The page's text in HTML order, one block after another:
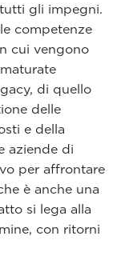
gli impegni.
competenze
cui vengono
di quello
delle
e della
aziende di
per affrontare
è anche una
si lega alla
con ritorni